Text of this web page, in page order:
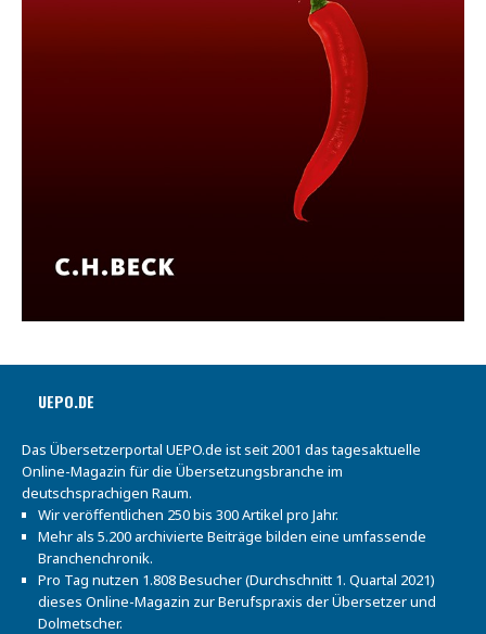
UEPO.DE
Das Übersetzerportal UEPO.de ist seit 2001 das tagesaktuelle
Online-Magazin für die Übersetzungsbranche im
deutschsprachigen Raum.
Wir veröffentlichen 250 bis 300 Artikel pro Jahr.
Mehr als 5.200 archivierte Beiträge bilden eine umfassende
Branchenchronik.
Pro Tag nutzen 1.808 Besucher (Durchschnitt 1. Quartal 2021)
dieses Online-Magazin zur Berufspraxis der Übersetzer und
Dolmetscher.